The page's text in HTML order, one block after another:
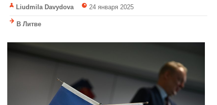
Liudmila Davydova 24 января 2025
В Литве